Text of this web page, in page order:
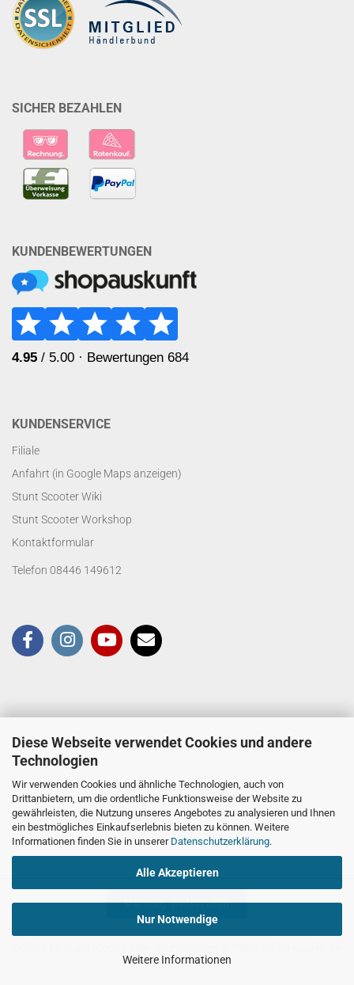
Diese Webseite verwendet Cookies und andere
Technologien
Wir verwenden Cookies und ähnliche Technologien, auch von
Drittanbietern, um die ordentliche Funktionsweise der Website zu
gewährleisten, die Nutzung unseres Angebotes zu analysieren und Ihnen
ein bestmögliches Einkaufserlebnis bieten zu können. Weitere
Informationen finden Sie in unserer Datenschutzerklärung.
Alle Akzeptieren
Nur Notwendige
Weitere Informationen
SICHER BEZAHLEN
KUNDENBEWERTUNGEN
KUNDENSERVICE
Filiale
Anfahrt (in Google Maps anzeigen)
Stunt Scooter Wiki
Stunt Scooter Workshop
Kontaktformular
Telefon 08446 149612
Vertrag widerrufen
Stuntscooters.de